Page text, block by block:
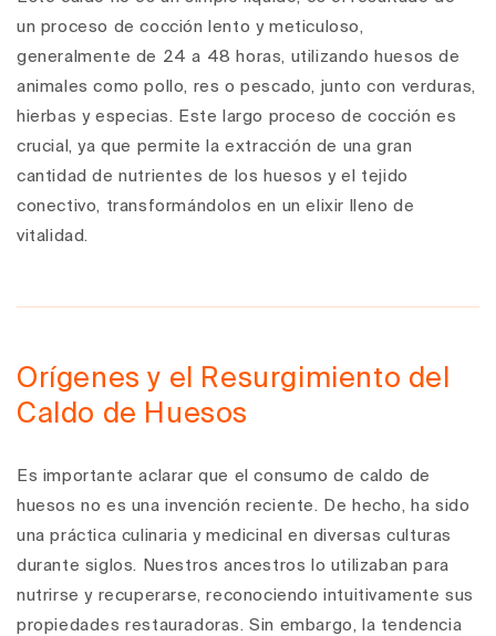
un proceso de cocción lento y meticuloso,
generalmente de 24 a 48 horas, utilizando huesos de
animales como pollo, res o pescado, junto con verduras,
hierbas y especias. Este largo proceso de cocción es
crucial, ya que permite la extracción de una gran
cantidad de nutrientes de los huesos y el tejido
conectivo, transformándolos en un elixir lleno de
vitalidad.
Orígenes y el Resurgimiento del
Caldo de Huesos
Es importante aclarar que el consumo de caldo de
huesos no es una invención reciente. De hecho, ha sido
una práctica culinaria y medicinal en diversas culturas
durante siglos. Nuestros ancestros lo utilizaban para
nutrirse y recuperarse, reconociendo intuitivamente sus
propiedades restauradoras. Sin embargo, la tendencia